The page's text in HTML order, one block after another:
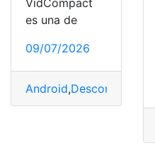
VidCompact
es una de
09/07/2026
Android,Descomprimir